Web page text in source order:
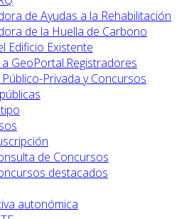
de Ayudas a la Rehabilitación
de la Huella de Carbono
Edificio Existente
GeoPortal.Registradores
Privada y Concursos
de Concursos
destacados
autonómica